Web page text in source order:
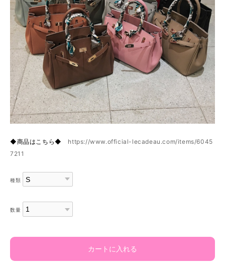
◆商品はこちら◆ https://www.official-lecadeau.com/items/6045
7211
種類
数量
カートに入れる